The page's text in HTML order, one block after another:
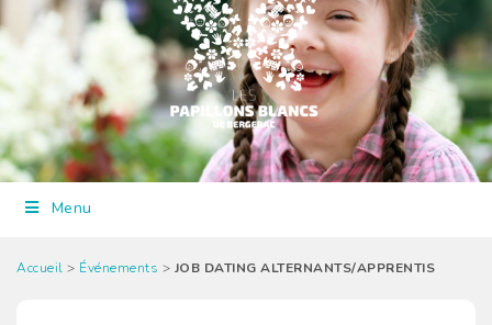
Menu
Accueil > Événements > JOB DATING ALTERNANTS/APPRENTIS